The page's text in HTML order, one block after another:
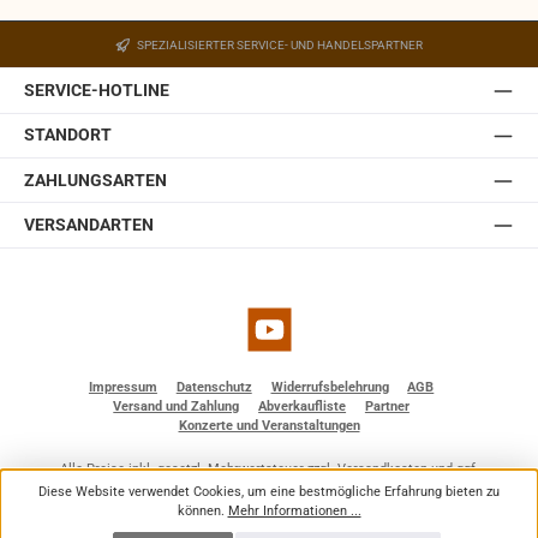
Der Halter ist mit einem Kugelgelenk ausgestattet,
welches in der Wandplatte des Halters eingebaut ist.
Somit lässt sich die JBL Control 1 Pro auch ohne optionale
Zubehörteile einfach und schnell installieren. Sie ist
SPEZIALISIERTER SERVICE- UND HANDELSPARTNER
SERVICE-HOTLINE
STANDORT
ZAHLUNGSARTEN
VERSANDARTEN
YouTube
Impressum Datenschutz Widerrufsbelehrung
AGB
Versand und Zahlung
Abverkaufliste
Partner
Konzerte und Veranstaltungen
Alle Preise inkl. gesetzl. Mehrwertsteuer zzgl.Versandkostenund ggf.
Nachnahmegebühren, wenn nicht anders angegeben.
© 2026 BF - Dienstleistungen - Alle Rechte vorbehalten. Theme by
Diese Website verwendet Cookies, um eine bestmögliche Erfahrung bieten zu
können. Mehr Informationen ...